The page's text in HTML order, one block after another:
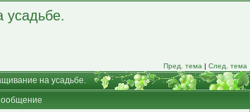
усадьбе.
Пред. тема | След. тема
на усадьбе.